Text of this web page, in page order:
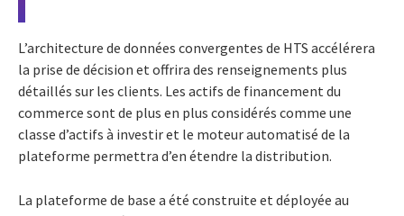
L’architecture de données convergentes de HTS accélérera
la prise de décision et offrira des renseignements plus
détaillés sur les clients. Les actifs de financement du
commerce sont de plus en plus considérés comme une
classe d’actifs à investir et le moteur automatisé de la
plateforme permettra d’en étendre la distribution.
La plateforme de base a été construite et déployée au